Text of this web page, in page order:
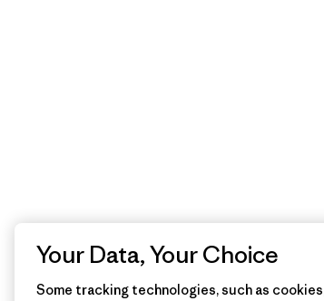
Your Data, Your Choice
Some tracking technologies, such as